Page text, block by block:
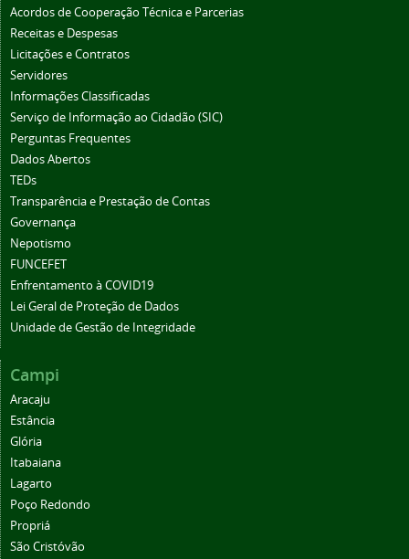
Acordos de Cooperação Técnica e Parcerias
Receitas e Despesas
Licitações e Contratos
Servidores
Informações Classificadas
Serviço de Informação ao Cidadão (SIC)
Perguntas Frequentes
Dados Abertos
TEDs
Transparência e Prestação de Contas
Governança
Nepotismo
FUNCEFET
Enfrentamento à COVID19
Lei Geral de Proteção de Dados
Unidade de Gestão de Integridade
Campi
Aracaju
Estância
Glória
Itabaiana
Lagarto
Poço Redondo
Propriá
São Cristóvão